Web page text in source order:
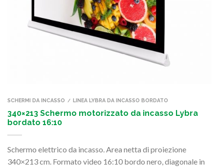
SCHERMI DA INCASSO / LINEA LYBRA DA INCASSO BORDATO
340×213 Schermo motorizzato da incasso Lybra
bordato 16:10
Schermo elettrico da incasso. Area netta di proiezione
340×213 cm. Formato video 16:10 bordo nero, diagonale in